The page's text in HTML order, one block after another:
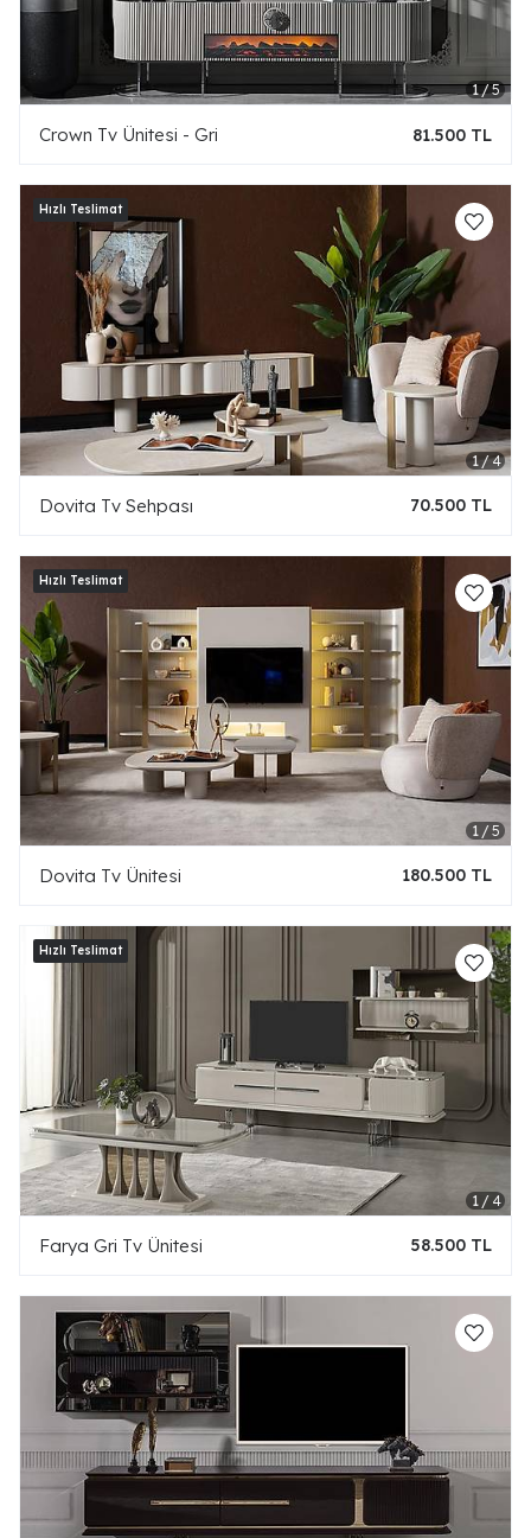
Crown Tv Ünitesi - Gri 81.500 TL
Dovita Tv Sehpası 70.500 TL
Dovita Tv Ünitesi 180.500 TL
Farya Gri Tv Ünitesi 58.500 TL